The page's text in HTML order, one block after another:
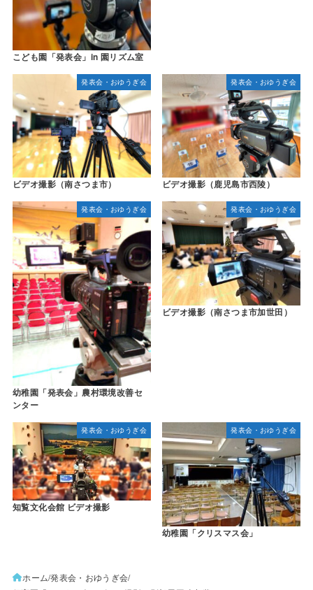
こども園「発表会」in 園リズム室
発表会・おゆうぎ会
ビデオ撮影（南さつま市）
発表会・おゆうぎ会
ビデオ撮影（鹿児島市西陵）
発表会・おゆうぎ会
幼稚園「発表会」農村環境改善セ
ンター
発表会・おゆうぎ会
ビデオ撮影（南さつま市加世田）
発表会・おゆうぎ会
知覧文化会館 ビデオ撮影
発表会・おゆうぎ会
幼稚園「クリスマス会」
ホーム発表会・おゆうぎ会